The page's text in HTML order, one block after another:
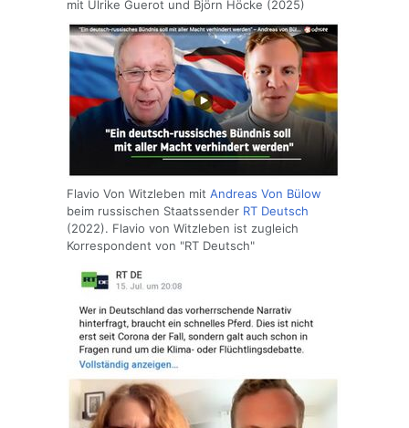
mit Ulrike Guerot und Björn Höcke (2025)
Flavio Von Witzleben mit Andreas Von Bülow
beim russischen Staatssender RT Deutsch
(2022). Flavio von Witzleben ist zugleich
Korrespondent von "RT Deutsch"